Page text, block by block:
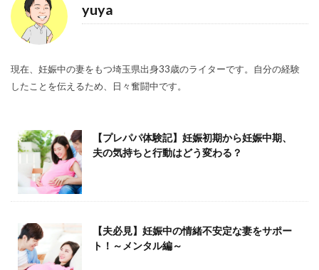
yuya
現在、妊娠中の妻をもつ埼玉県出身33歳のライターです。自分の経験
したことを伝えるため、日々奮闘中です。
【プレパパ体験記】妊娠初期から妊娠中期、
夫の気持ちと行動はどう変わる？
【夫必見】妊娠中の情緒不安定な妻をサポー
ト！～メンタル編～